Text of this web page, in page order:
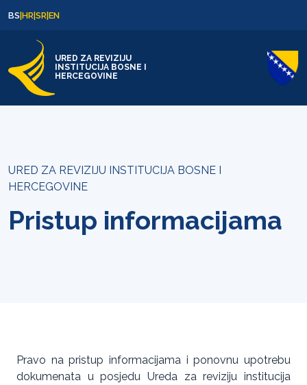
BS|HR|SR|EN
URED ZA REVIZIJU
INSTITUCIJA BOSNE I
HERCEGOVINE
URED ZA REVIZIJU INSTITUCIJA BOSNE I
HERCEGOVINE
Pristup informacijama
Pravo na pristup informacijama i ponovnu upotrebu
dokumenata u posjedu Ureda za reviziju institucija